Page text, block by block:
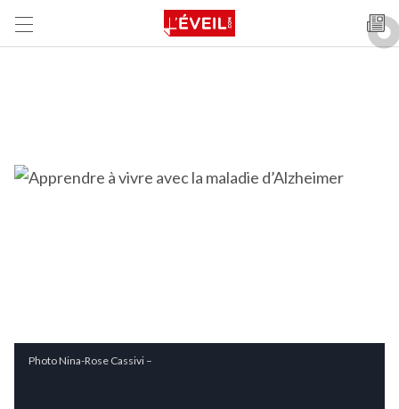
Photo Nina-Rose Cassivi –